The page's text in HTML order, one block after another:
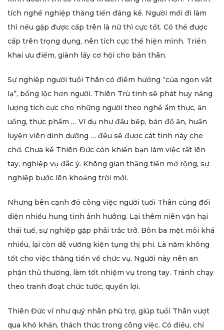
tích nghề nghiệp thăng tiến đáng kể. Người mới đi làm
thì nếu gặp được cấp trên là nữ thì cực tốt. Có thể được
cấp trên trọng dụng, nên tích cực thể hiện mình. Triển
khai ưu điểm, giành lấy cơ hội cho bản thân.
Sự nghiệp người tuổi Thân có điềm hưởng “của ngon vật
lạ”, bổng lộc hơn người. Thiên Trù tinh sẽ phát huy năng
lượng tích cực cho những người theo nghề ẩm thực, ăn
uống, thực phẩm … Ví dụ như đầu bếp, bán đồ ăn, huấn
luyện viên dinh dưỡng … đều sẽ được cát tinh này che
chở. Chưa kể Thiên Đức còn khiến bạn làm việc rất lên
tay, nghiệp vụ đắc ý. Không gian thăng tiến mở rộng, sự
nghiệp bước lên khoảng trời mới.
Nhưng bên cạnh đó công việc người tuổi Thân cũng đối
diện nhiều hung tinh ảnh hưởng. Lại thêm niên vận hại
thái tuế, sự nghiệp gặp phải trắc trở. Bôn ba mệt mỏi khá
nhiều, lại còn dễ vướng kiện tụng thị phi. Là năm không
tốt cho việc thăng tiến về chức vụ. Người này nên an
phận thủ thường, làm tốt nhiệm vụ trong tay. Tránh chạy
theo tranh đoạt chức tước, quyền lợi.
Thiên Đức ví như quý nhân phù trợ, giúp tuổi Thân vượt
qua khó khăn, thách thức trong công việc. Có điều, chỉ